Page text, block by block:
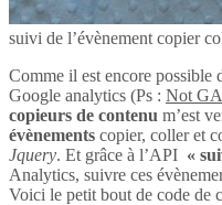
suivi de l’évènement copier
Comme il est encore possible
Google analytics (Ps : Not GA
copieurs de contenu m’est
évènements copier, coller et
Jquery. Et grâce à l’API «
Analytics, suivre ces
Voici le petit bout de code de